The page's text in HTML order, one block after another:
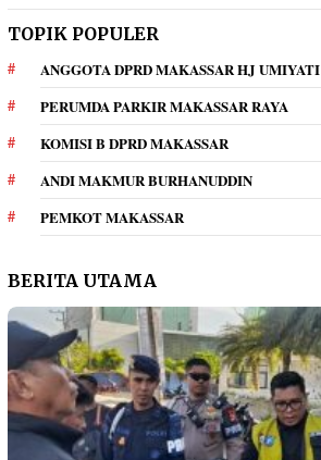
TOPIK POPULER
ANGGOTA DPRD MAKASSAR HJ UMIYATI
PERUMDA PARKIR MAKASSAR RAYA
KOMISI B DPRD MAKASSAR
ANDI MAKMUR BURHANUDDIN
PEMKOT MAKASSAR
BERITA UTAMA